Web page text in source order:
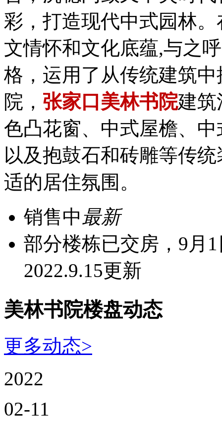
彩，打造现代中式园林
文情怀和文化底蕴,与之
格，运用了从传统建筑
院， 张家口美林书院建筑
色凸花窗、中式屋檐、
以及抱鼓石和砖雕等传
适的居住氛围。
销售中 最新
部分楼栋已交房，9月
2022.9.15更新
美林书院楼盘动态
更多动态>
2022
02-11